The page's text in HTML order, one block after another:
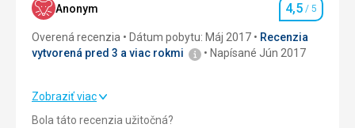
Okolie 5,0/ 5
Služby 5,0
Anonym Hodnotenie
4,5 / 5
Overená recenzia Dátum pobytu: Máj 2017
Recenzia
vytvorená pred 3 a viac rokmi
Napísané Jún 2017
Strava
Zobraziť viac
Bola táto recenzia užitočná?